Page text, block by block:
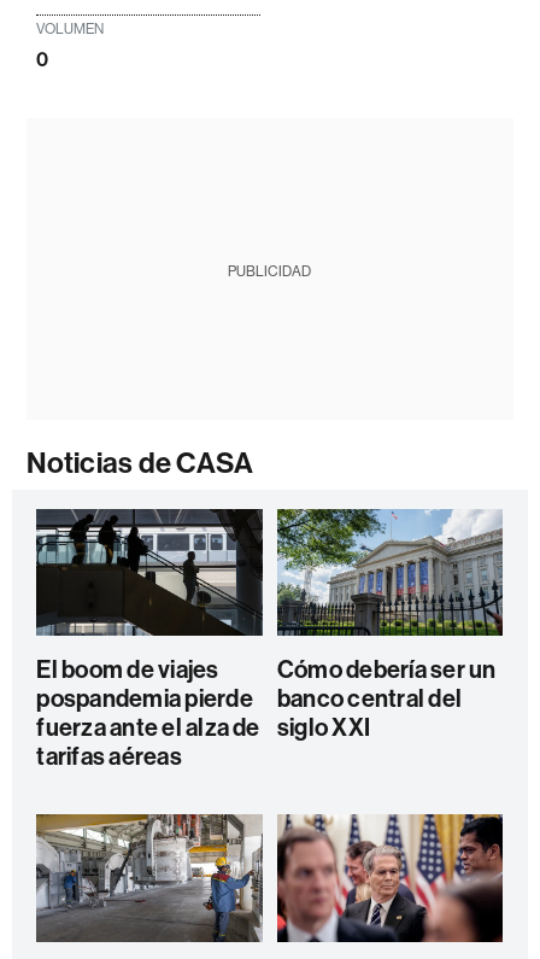
VOLUMEN
0
PUBLICIDAD
Noticias de CASA
El boom de viajes
pospandemia pierde
fuerza ante el alza de
tarifas aéreas
Cómo debería ser un
banco central del
siglo XXI